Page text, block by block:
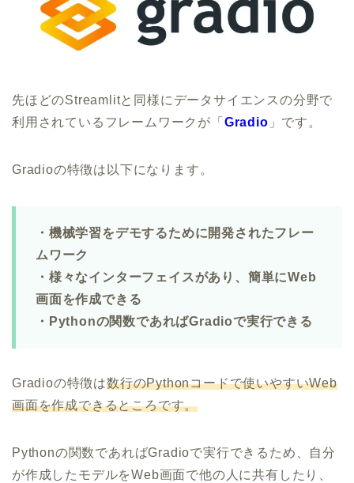
先ほどのStreamlitと同様にデータサイエンスの分野で
利用されているフレームワークが「 Gradio 」です。
Gradioの特徴は以下になります。
・機械学習をデモするために開発されたフレー
ムワーク
・様々なインターフェイスがあり、簡単にWeb
画面を作成できる
・Pythonの関数であればGradioで実行できる
Gradioの特徴は数行のPythonコードで使いやすいWeb
画面を作成できるところです。
Pythonの関数であればGradioで実行できるため、自分
が作成したモデルをWeb画面で他の人に共有したり、